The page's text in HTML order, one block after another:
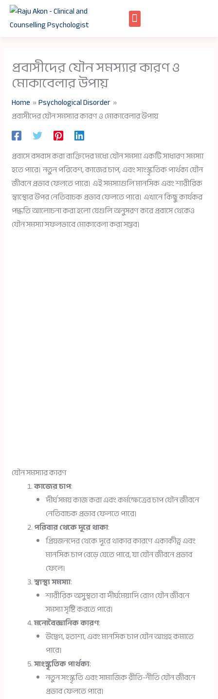
Skip
প্রবাসীদের যৌন সমস্যার কারণ ও
মোকাবেলার উপায়
Home
Psychological Disorder
প্রবাসীদের যৌন সমস্যার কারণ ও মোকাবেলার উপায়
প্রবাসে বসবাস করা ব্যক্তিদের মধ্যে যৌন সমস্যা একটি সাধারণ সমস্যা
হতে পারে। নতুন পরিবেশ, কাজের চাপ, এবং সাংস্কৃতিক পার্থক্য যৌন
জীবনে প্রভাব ফেলতে পারে। এই সমস্যাগুলি মানসিক এবং শারীরিক
স্বাস্থ্যের উপর নেতিবাচক প্রভাব ফেলতে পারে। এখানে কিছু কার্যকর
পদ্ধতি আলোচনা করা হলো যেগুলি অনুসরণ করে প্রবাসে থেকেও
যৌন সমস্যা সফলভাবে মোকাবেলা করা সম্ভব।
যৌন সমস্যার কারণ
কাজের চাপ:
দীর্ঘ সময় কাজ করা এবং কর্মক্ষেত্রের চাপ যৌন জীবনে
নেতিবাচক প্রভাব ফেলতে পারে।
পরিবার থেকে দূরে থাকা:
প্রিয়জনদের থেকে দূরে থাকার কারণে একাকীত্ব এবং
মানসিক চাপ বেড়ে যেতে পারে, যা যৌন জীবনে প্রভাব
ফেলে।
স্বাস্থ্য সমস্যা:
শারীরিক অসুস্থতা বা দীর্ঘমেয়াদি রোগ যৌন জীবনে
সমস্যা সৃষ্টি করতে পারে।
মনোবৈজ্ঞানিক কারণ:
উদ্বেগ, হতাশা, এবং মানসিক চাপ যৌন আগ্রহ কমাতে
পারে।
সাংস্কৃতিক পার্থক্য:
নতুন সংস্কৃতি এবং সামাজিক রীতি-নীতি যৌন জীবনে
প্রভাব ফেলতে পারে।